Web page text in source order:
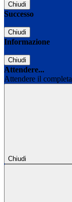
Chiudi
Successo
Chiudi
Informazione
Chiudi
Attendere...
Attendere il
Chiudi